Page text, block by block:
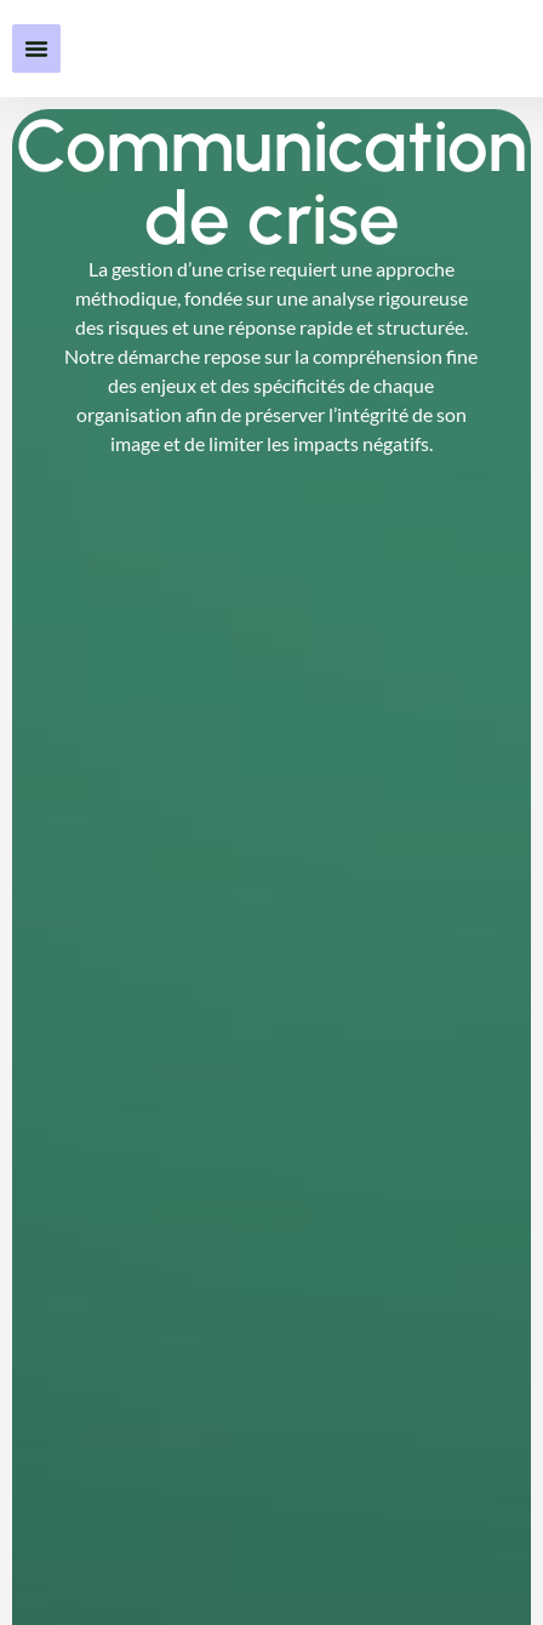
Communication
de crise
La gestion d’une crise requiert une approche
méthodique, fondée sur une analyse rigoureuse
des risques et une réponse rapide et structurée.
Notre démarche repose sur la compréhension fine
des enjeux et des spécificités de chaque
organisation afin de préserver l’intégrité de son
image et de limiter les impacts négatifs.